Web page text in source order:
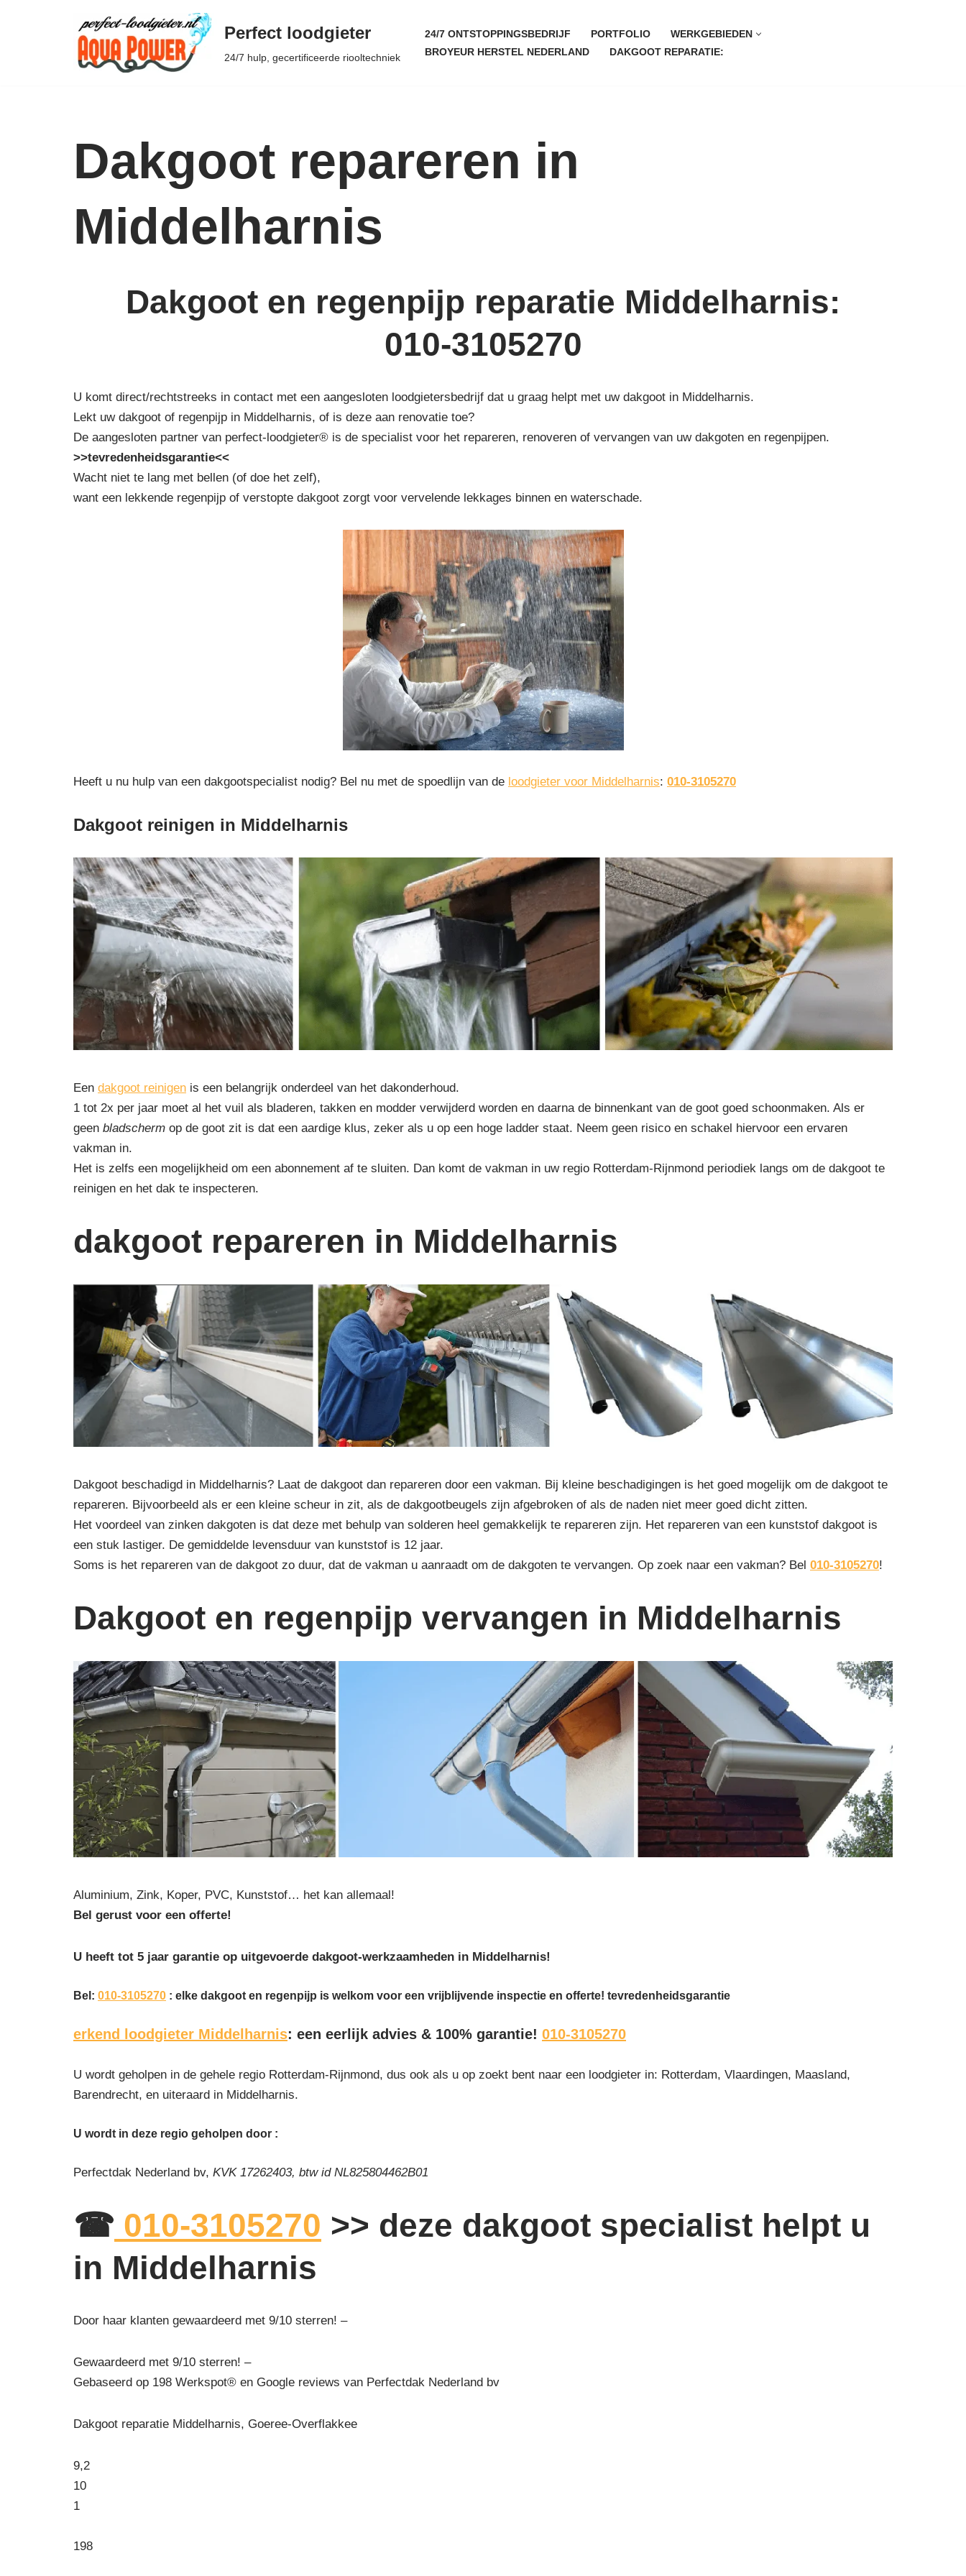
Perfect loodgieter
24/7 hulp, gecertificeerde riooltechniek
24/7 ONTSTOPPINGSBEDRIJF PORTFOLIO
WERKGEBIEDEN
BROYEUR HERSTEL NEDERLAND
DAKGOOT REPARATIE:
Dakgoot repareren in
Middelharnis
Dakgoot en regenpijp reparatie Middelharnis:
010-3105270
U komt direct/rechtstreeks in contact met een aangesloten loodgietersbedrijf dat u graag helpt met uw dakgoot in Middelharnis.
Lekt uw dakgoot of regenpijp in Middelharnis, of is deze aan renovatie toe?
De aangesloten partner van perfect-loodgieter® is de specialist voor het repareren, renoveren of vervangen van uw dakgoten en regenpijpen.
>>tevredenheidsgarantie<<
Wacht niet te lang met bellen (of doe het zelf),
want een lekkende regenpijp of verstopte dakgoot zorgt voor vervelende lekkages binnen en waterschade.
Heeft u nu hulp van een dakgootspecialist nodig? Bel nu met de spoedlijn van de loodgieter voor Middelharnis: 010-3105270
Dakgoot reinigen in Middelharnis
Een dakgoot reinigen is een belangrijk onderdeel van het dakonderhoud.
1 tot 2x per jaar moet al het vuil als bladeren, takken en modder verwijderd worden en daarna de binnenkant van de goot goed schoonmaken. Als er
geen bladscherm op de goot zit is dat een aardige klus, zeker als u op een hoge ladder staat. Neem geen risico en schakel hiervoor een ervaren
vakman in.
Het is zelfs een mogelijkheid om een abonnement af te sluiten. Dan komt de vakman in uw regio Rotterdam-Rijnmond periodiek langs om de dakgoot te
reinigen en het dak te inspecteren.
dakgoot repareren in Middelharnis
Dakgoot beschadigd in Middelharnis? Laat de dakgoot dan repareren door een vakman. Bij kleine beschadigingen is het goed mogelijk om de dakgoot te
repareren. Bijvoorbeeld als er een kleine scheur in zit, als de dakgootbeugels zijn afgebroken of als de naden niet meer goed dicht zitten.
Het voordeel van zinken dakgoten is dat deze met behulp van solderen heel gemakkelijk te repareren zijn. Het repareren van een kunststof dakgoot is
een stuk lastiger. De gemiddelde levensduur van kunststof is 12 jaar.
Soms is het repareren van de dakgoot zo duur, dat de vakman u aanraadt om de dakgoten te vervangen. Op zoek naar een vakman? Bel 010-3105270!
Dakgoot en regenpijp vervangen in Middelharnis
Aluminium, Zink, Koper, PVC, Kunststof… het kan allemaal!
Bel gerust voor een offerte!
U heeft tot 5 jaar garantie op uitgevoerde dakgoot-werkzaamheden in Middelharnis!
Bel: 010-3105270 : elke dakgoot en regenpijp is welkom voor een vrijblijvende inspectie en offerte! tevredenheidsgarantie
erkend loodgieter Middelharnis: een eerlijk advies & 100% garantie! 010-3105270
U wordt geholpen in de gehele regio Rotterdam-Rijnmond, dus ook als u op zoekt bent naar een loodgieter in: Rotterdam, Vlaardingen, Maasland,
Barendrecht, en uiteraard in Middelharnis.
U wordt in deze regio geholpen door :
Perfectdak Nederland bv, KVK 17262403, btw id NL825804462B01
☎ 010-3105270 >> deze dakgoot specialist helpt u
in Middelharnis
Door haar klanten gewaardeerd met 9/10 sterren! –
Gewaardeerd met 9/10 sterren! –
Gebaseerd op 198 Werkspot® en Google reviews van Perfectdak Nederland bv
Dakgoot reparatie Middelharnis, Goeree-Overflakkee
9,2
10
1
198